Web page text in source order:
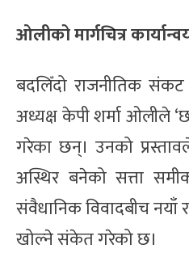
ओलीको मार्गचित्र
बदलिँदो राजनीतिक
अध्यक्ष केपी शर्मा ओलीले ‘छ
गरेका छन्। उनको
अस्थिर बनेको सत्ता
संवैधानिक विवादबीच नयाँ
खोल्ने संकेत गरेको छ।